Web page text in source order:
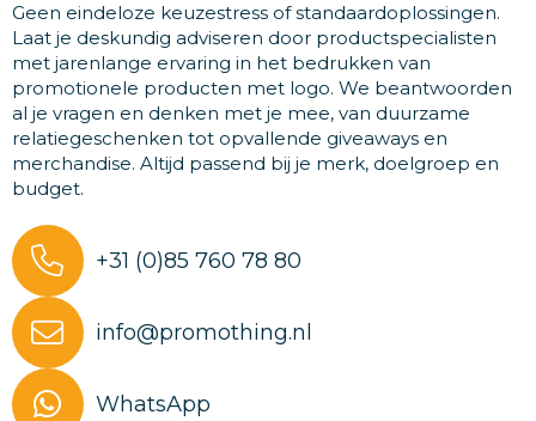
Geen eindeloze keuzestress of standaardoplossingen.
Laat je deskundig adviseren door productspecialisten
met jarenlange ervaring in het bedrukken van
promotionele producten met logo. We beantwoorden
al je vragen en denken met je mee, van duurzame
relatiegeschenken tot opvallende giveaways en
merchandise. Altijd passend bij je merk, doelgroep en
budget.
+31 (0)85 760 78 80
info@promothing.nl
WhatsApp